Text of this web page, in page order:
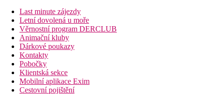
Fotogalerie
Last minute zájezdy
Letní dovolená u moře
Věrnostní program DERCLUB
Animační kluby
Dárkové poukazy
Kontakty
Pobočky
Klientská sekce
Mobilní aplikace Exim
Cestovní pojištění